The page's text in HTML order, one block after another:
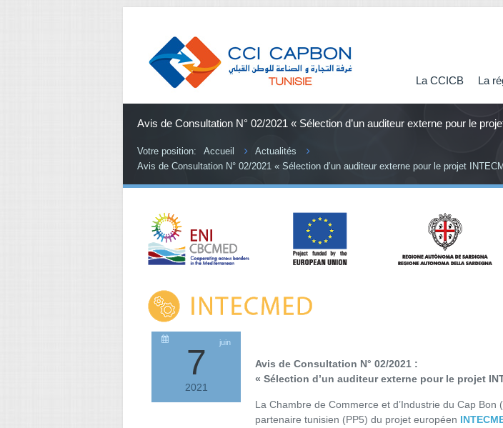
La CCICB La
Avis de Consultation N° 02/2021 « Sélection d’un auditeur externe pour le
Votre position: Accueil
Actualités
Avis de Consultation N° 02/2021 « Sélection d’un auditeur externe pour le projet
7 juin
2021
Avis de Consultation N° 02/2021 :
« Sélection d’un auditeur externe pour le projet
La Chambre de Commerce et d’Industrie du Cap Bon
partenaire tunisien (PP5) du projet européen